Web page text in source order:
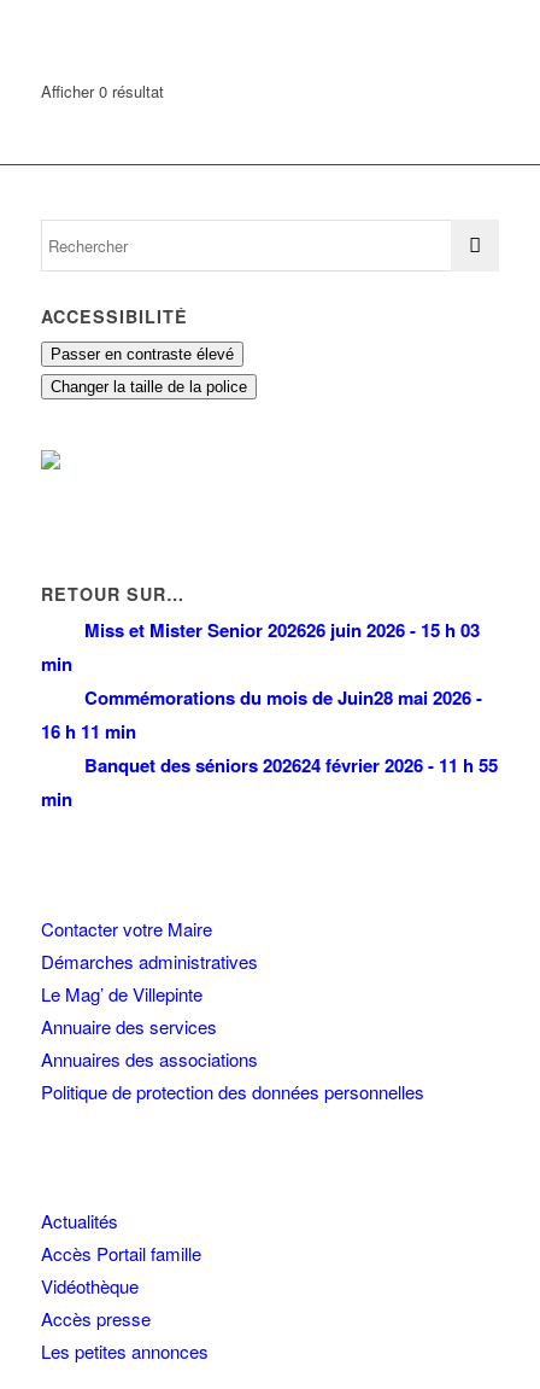
Afficher 0 résultat
ACCESSIBILITÉ
Passer en contraste élevé
Changer la taille de la police
RETOUR SUR…
Miss et Mister Senior 202626 juin 2026 - 15 h 03
min
Commémorations du mois de Juin28 mai 2026 -
16 h 11 min
Banquet des séniors 202624 février 2026 - 11 h 55
min
Contacter votre Maire
Démarches administratives
Le Mag’ de Villepinte
Annuaire des services
Annuaires des associations
Politique de protection des données personnelles
Actualités
Accès Portail famille
Vidéothèque
Accès presse
Les petites annonces